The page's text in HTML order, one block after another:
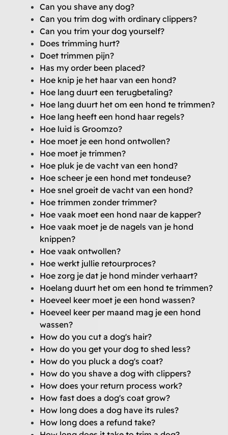
Can you shave any dog?
Can you trim dog with ordinary clippers?
Can you trim your dog yourself?
Does trimming hurt?
Doet trimmen pijn?
Has my order been placed?
Hoe knip je het haar van een hond?
Hoe lang duurt een terugbetaling?
Hoe lang duurt het om een hond te trimmen?
Hoe lang heeft een hond haar regels?
Hoe luid is Groomzo?
Hoe moet je een hond ontwollen?
Hoe moet je trimmen?
Hoe pluk je de vacht van een hond?
Hoe scheer je een hond met tondeuse?
Hoe snel groeit de vacht van een hond?
Hoe trimmen zonder trimmer?
Hoe vaak moet een hond naar de kapper?
Hoe vaak moet je de nagels van je hond
knippen?
Hoe vaak ontwollen?
Hoe werkt jullie retourproces?
Hoe zorg je dat je hond minder verhaart?
Hoelang duurt het om een hond te trimmen?
Hoeveel keer moet je een hond wassen?
Hoeveel keer per maand mag je een hond
wassen?
How do you cut a dog's hair?
How do you get your dog to shed less?
How do you pluck a dog's coat?
How do you shave a dog with clippers?
How does your return process work?
How fast does a dog's coat grow?
How long does a dog have its rules?
How long does a refund take?